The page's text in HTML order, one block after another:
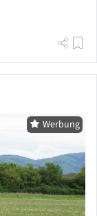
Werbung